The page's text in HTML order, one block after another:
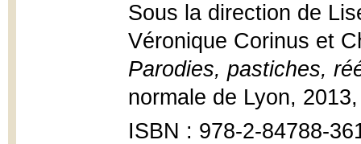
Sous la direction de
Véronique Corinus et
Parodies, pastiches,
normale de Lyon,
ISBN : 978-2-84788-